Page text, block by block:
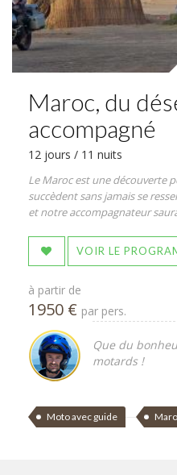
Maroc, du
accompagné
12 jours / 11 nuits
Le Maroc est une découverte
succèdent sans jamais se
et notre accompagnateur
VOIR LE
à partir de
1950 € par pers.
Que du
motards !
Moto avec guide